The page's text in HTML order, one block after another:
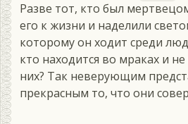
Разве тот, кто был
его к жизни и наделили
которому он ходит среди
кто находится во мраках и
них? Так неверующим
прекрасным то, что они